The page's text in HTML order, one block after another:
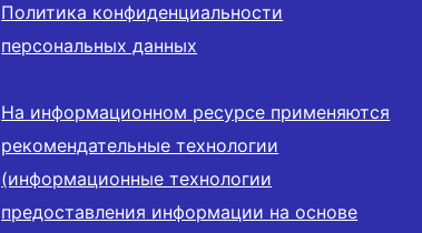
Политика конфиденциальности
персональных данных
На информационном ресурсе применяются
рекомендательные технологии
(информационные технологии
предоставления информации на основе